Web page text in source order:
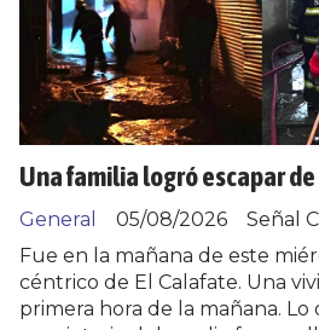
Una familia logró escapar
Señal
General
05/08/2026
Fue en la mañana de este
céntrico de El Calafate. Una
primera hora de la mañana. Lo